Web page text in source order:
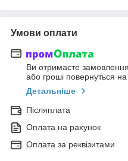
Умови оплати
Ви отримаєте замовлення
або гроші повернуться
Детальніше
Післяплата
Оплата на рахунок
Оплата за реквізитами